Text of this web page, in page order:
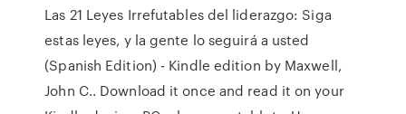
Las 21 Leyes Irrefutables del liderazgo: Siga
estas leyes, y la gente lo seguirá a usted
(Spanish Edition) - Kindle edition by Maxwell,
John C.. Download it once and read it on your